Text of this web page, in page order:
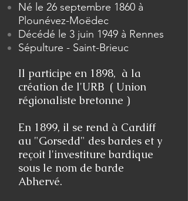
Né le 26 septembre 1860 à
Plounévez-Moëdec
Décédé le 3 juin 1949 à Rennes
Sépulture - Saint-Brieuc
Il participe en 1898, à la
création de l'URB ( Union
régionaliste bretonne )
En 1899, il se rend à Cardiff
au "Gorsedd" des bardes et y
reçoit l'investiture bardique
sous le nom de barde
Abhervé.